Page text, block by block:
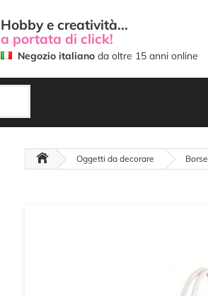
Hobby e creatività...
a portata di click!
Negozio italiano da oltre 15 anni online
Oggetti da decorare Borse